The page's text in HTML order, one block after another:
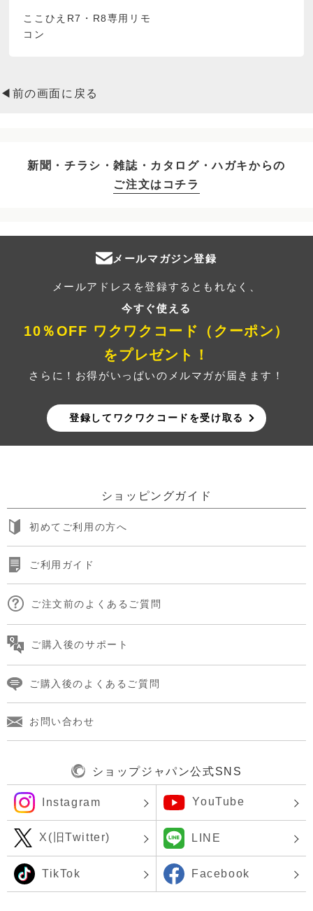
ここひえR7・R8専用リモ
コン
◀前の画面に戻る
新聞・チラシ・雑誌・カタログ・ハガキからの
ご注文はコチラ
メールマガジン登録
メールアドレスを登録するともれなく、
今すぐ使える
10％OFF ワクワクコード（クーポン）
をプレゼント！
さらに！お得がいっぱいのメルマガが届きます！
登録してワクワクコードを受け取る
ショッピングガイド
初めてご利用の方へ
ご利用ガイド
ご注文前のよくあるご質問
ご購入後のサポート
ご購入後のよくあるご質問
お問い合わせ
ショップジャパン公式SNS
Instagram YouTube
X(旧Twitter) LINE
TikTok Facebook